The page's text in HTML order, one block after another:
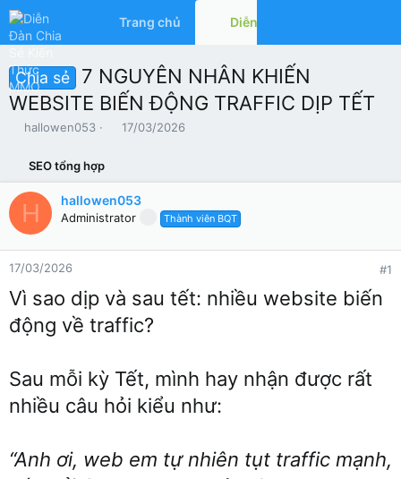
Trang chủ Diễn đàn
Chia sẻ
7 NGUYÊN NHÂN KHIẾN
WEBSITE BIẾN ĐỘNG TRAFFIC DỊP TẾT
T
e
a
d
s
t
a
r
t
e
r
hallowen053
N
ử
i
17/03/2026
SEO tổng hợp
H hallowen053
Administrator Thành viên BQT
17/03/2026 #1
Vì sao dịp và sau tết: nhiều website biến
động về traffic?
Sau mỗi kỳ Tết, mình hay nhận được rất
nhiều câu hỏi kiểu như:
“Anh ơi, web em tự nhiên tụt traffic mạnh,